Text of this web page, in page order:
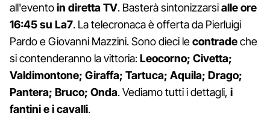
all'eventoin diretta TV. Basterà sintonizzarsialle ore
16:45 su La7. La telecronaca è offerta da Pierluigi
Pardo e Giovanni Mazzini. Sono dieci lecontradeche
si contenderanno la vittoria:Leocorno; Civetta;
Valdimontone; Giraffa; Tartuca; Aquila; Drago;
Pantera; Bruco; Onda. Vediamo tutti i dettagli, i
fantini e i cavalli.